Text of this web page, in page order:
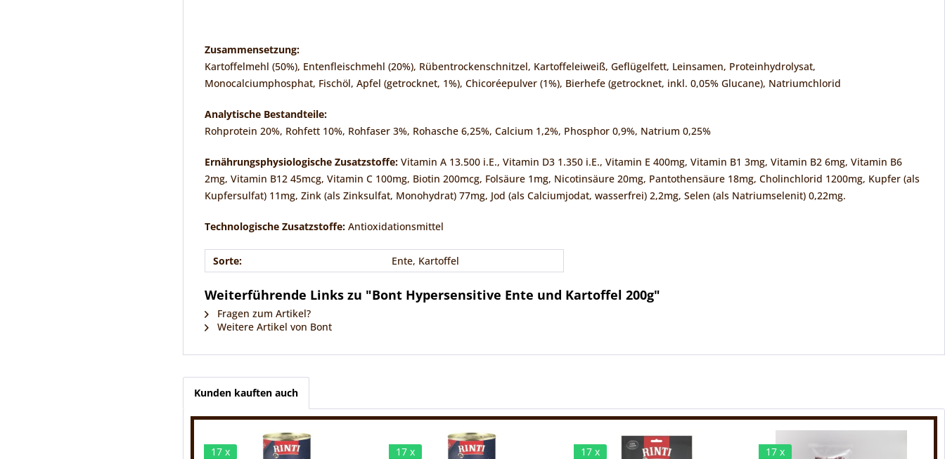
Zusammensetzung:
Kartoffelmehl (50%), Entenfleischmehl (20%), Rübentrockenschnitzel, Kartoffeleiweiß, Geflügelfett, Leinsamen, Proteinhydrolysat,
Monocalciumphosphat, Fischöl, Apfel (getrocknet, 1%), Chicoréepulver (1%), Bierhefe (getrocknet, inkl. 0,05% Glucane), Natriumchlorid
Analytische Bestandteile:
Rohprotein 20%, Rohfett 10%, Rohfaser 3%, Rohasche 6,25%, Calcium 1,2%, Phosphor 0,9%, Natrium 0,25%
Ernährungsphysiologische Zusatzstoffe: Vitamin A 13.500 i.E., Vitamin D3 1.350 i.E., Vitamin E 400mg, Vitamin B1 3mg, Vitamin B2 6mg, Vitamin B6
2mg, Vitamin B12 45mcg, Vitamin C 100mg, Biotin 200mcg, Folsäure 1mg, Nicotinsäure 20mg, Pantothensäure 18mg, Cholinchlorid 1200mg, Kupfer (als
Kupfersulfat) 11mg, Zink (als Zinksulfat, Monohydrat) 77mg, Jod (als Calciumjodat, wasserfrei) 2,2mg, Selen (als Natriumselenit) 0,22mg.
Technologische Zusatzstoffe: Antioxidationsmittel
Sorte: Ente, Kartoffel
Weiterführende Links zu "Bont Hypersensitive Ente und Kartoffel 200g"
Fragen zum Artikel?
Weitere Artikel von Bont
Kunden kauften auch
17 x
17 x
17 x 17 x